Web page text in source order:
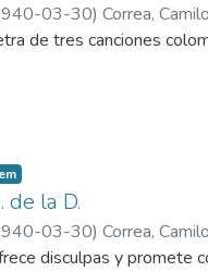
03-30) Correa, Camilo
de tres canciones
de la D.
03-30) Correa, Camilo
disculpas y promete